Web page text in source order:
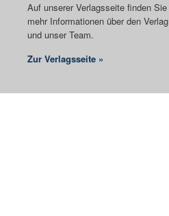
Auf unserer Verlagsseite finden Sie
mehr Informationen über den Verlag
und unser Team.
Zur Verlagsseite »